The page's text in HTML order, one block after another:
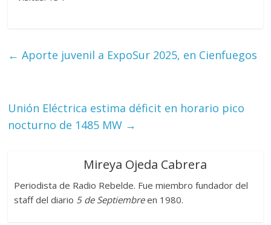
← Aporte juvenil a ExpoSur 2025, en Cienfuegos
Unión Eléctrica estima déficit en horario pico
nocturno de 1485 MW →
Mireya Ojeda Cabrera
Periodista de Radio Rebelde. Fue miembro fundador del
staff del diario 5 de Septiembreen 1980.